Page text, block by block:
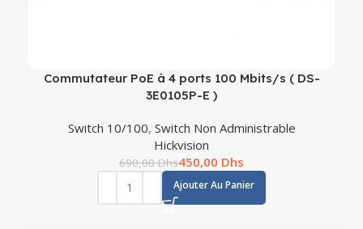
Commutateur PoE à 4 ports 100 Mbits/s ( DS-
3E0105P-E )
Switch 10/100, Switch Non Administrable
Hickvision
690,00Dhs450,00 Dhs
Ajouter Au Panier